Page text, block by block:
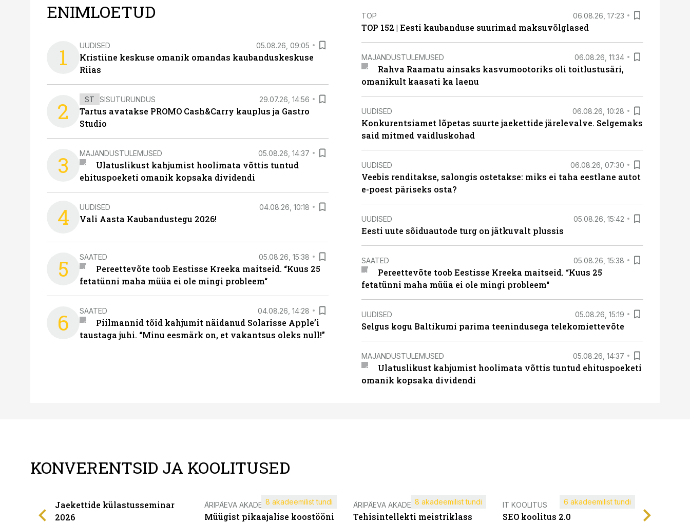
ENIMLOETUD
1 UUDISED 05.08.26, 09:05
Kristiine keskuse omanik omandas kaubanduskeskuse
Riias
2 ST SISUTURUNDUS 29.07.26, 14:56
Tartus avatakse PROMO Cash&Carry kauplus ja Gastro
Studio
3 MAJANDUSTULEMUSED 05.08.26, 14:37
Ulatuslikust kahjumist hoolimata võttis tuntud
ehituspoeketi omanik kopsaka dividendi
4 UUDISED 04.08.26, 10:18
Vali Aasta Kaubandustegu 2026!
5 SAATED 05.08.26, 15:38
Pereettevõte toob Eestisse Kreeka maitseid. “Kuus 25
fetatünni maha müüa ei ole mingi probleem“
6 SAATED 04.08.26, 14:28
Piilmannid tõid kahjumit näidanud Solarisse Apple’i
taustaga juhi. “Minu eesmärk on, et vakantsus oleks null!”
TOP 06.08.26, 17:23
TOP 152 | Eesti kaubanduse suurimad maksuvõlglased
MAJANDUSTULEMUSED 06.08.26, 11:34
Rahva Raamatu ainsaks kasvumootoriks oli toitlustusäri,
omanikult kaasati ka laenu
UUDISED 06.08.26, 10:28
Konkurentsiamet lõpetas suurte jaekettide järelevalve. Selgemaks
said mitmed vaidluskohad
UUDISED 06.08.26, 07:30
Veebis renditakse, salongis ostetakse: miks ei taha eestlane autot
e-poest päriseks osta?
UUDISED 05.08.26, 15:42
Eesti uute sõiduautode turg on jätkuvalt plussis
SAATED 05.08.26, 15:38
Pereettevõte toob Eestisse Kreeka maitseid. “Kuus 25
fetatünni maha müüa ei ole mingi probleem“
UUDISED 05.08.26, 15:19
Selgus kogu Baltikumi parima teenindusega telekomiettevõte
MAJANDUSTULEMUSED 05.08.26, 14:37
Ulatuslikust kahjumist hoolimata võttis tuntud ehituspoeketi
omanik kopsaka dividendi
KONVERENTSID JA KOOLITUSED
Jaekettide külastusseminar
2026
ÄRIPÄEVA AKADEEMIA
Müügist pikaajalise koostööni
8 akadeemilist tundi ÄRIPÄEVA AKADEEMIA
Tehisintellekti meistriklass
8 akadeemilist tundi IT KOOLITUS
SEO koolitus 2.0
6 akadeemilist tundi